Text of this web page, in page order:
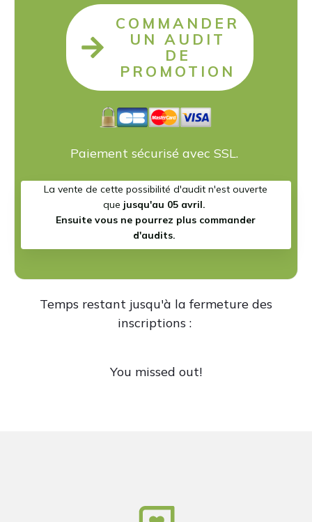
COMMANDER
UN AUDIT
DE
PROMOTION
Paiement sécurisé avec SSL.
La vente de cette possibilité d'audit n'est ouverte
que jusqu'au 05 avril.
Ensuite vous ne pourrez plus commander
d'audits.
Temps restant jusqu'à la fermeture des
inscriptions :
You missed out!